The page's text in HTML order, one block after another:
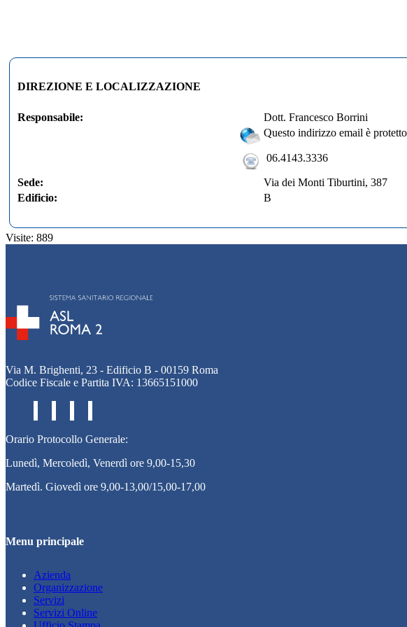
DIREZIONE E LOCALIZZAZIONE
Responsabile:
Dott. Francesco Borrini
Questo indirizzo email è
06.4143.3336
Sede:
Via dei Monti Tiburtini, 387
Edificio:
B
Visite: 889
Via M. Brighenti, 23 - Edificio B - 00159 Roma
Codice Fiscale e Partita IVA: 13665151000
Orario Protocollo Generale:
Lunedì, Mercoledì, Venerdì ore 9,00-15,30
Martedì. Giovedì ore 9,00-13,00/15,00-17,00
Menu principale
Azienda
Organizzazione
Servizi
Servizi Online